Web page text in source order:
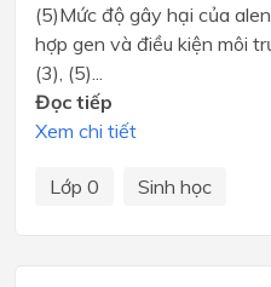
(5)Mức độ gây hại của
hợp gen và điều kiện môi
(3), (5)...
Đọc tiếp
Xem chi tiết
Lớp 0 Sinh học